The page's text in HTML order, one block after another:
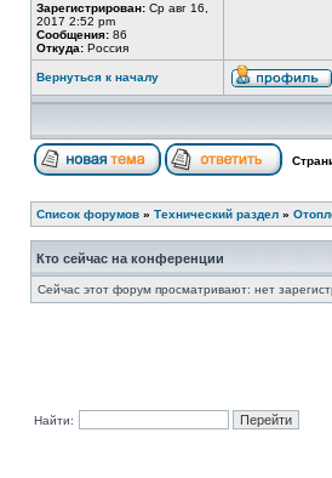
Зарегистрирован: Ср авг 16,
2017 2:52 pm
Сообщения: 86
Откуда: Россия
Вернуться к началу
Список форумов » Технический раздел »
Кто сейчас на конференции
Сейчас этот форум просматривают: нет
Найти: